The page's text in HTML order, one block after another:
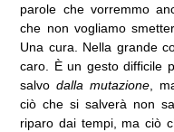
parole che vorremmo
che non vogliamo
Una cura. Nella grande
caro. È un gesto difficile
salvodalla mutazione ,
ciò che si salverà non
riparo dai tempi, ma ciò